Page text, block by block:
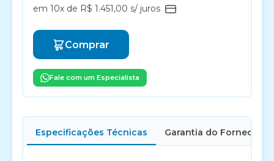
em 10x de R$ 1.451,00 s/ juros
Comprar
Fale com um Especialista
Especificações Técnicas Garantia do Fornecedor